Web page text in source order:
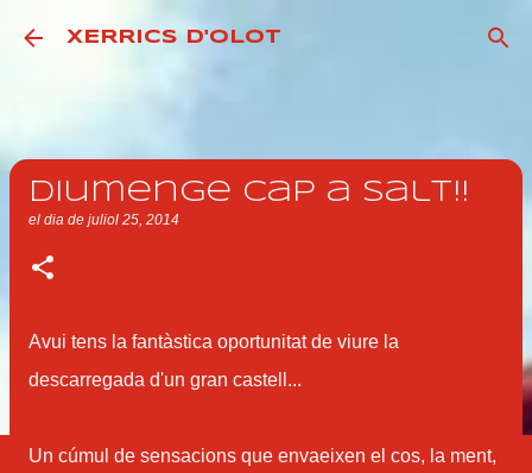
Salta al contingut principal
XERRICS D'OLOT
Diumenge cap a Salt!!
el dia de juliol 25, 2014
Avui tens la fantàstica oportunitat de viure la
descarregada d'un gran castell...
Un cúmul de sensacions que envaeixen el cos, la ment,